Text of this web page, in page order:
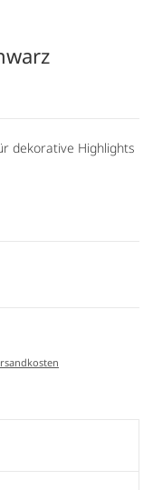
dekorative Highlights